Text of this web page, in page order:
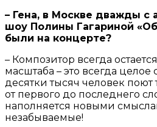
– Гена, в Москве дважды
шоу Полины Гагариной
были на концерте?
– Композитор всегда
масштаба – это всегда целое
десятки тысяч человек поют
от первого до последнего
наполняется новыми
незабываемые!